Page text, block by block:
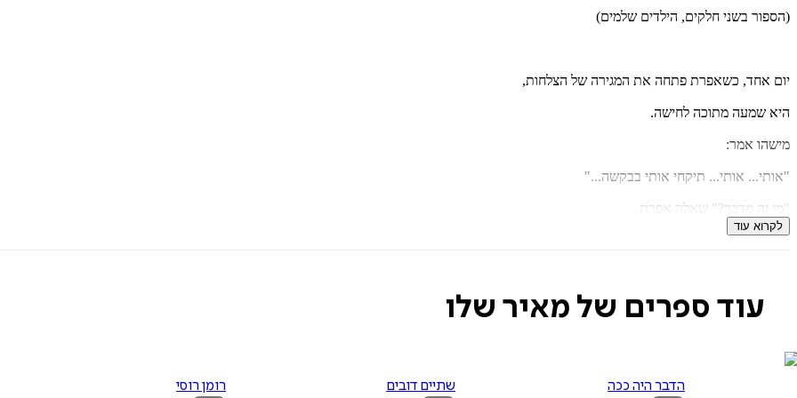
(הספור בשני חלקים, הילדים שלמים)
יום אחד, כשאפרת פתחה את המגירה של הצלחות,
היא שמעה מתוכה לחישה.
מישהו אמר:
"אותי... אותי... תיקחי אותי בבקשה..."
"מי זה מדבר?" שאלה אפרת.
"זאת אני," אמר הקול,
המסכנה והמקופחת,
תמיד לוקחים את הצלחות שלמעלה
לקרוא עוד
עוד ספרים של מאיר שלו
הדבר היה ככה שתיים דובים רומן רוסי